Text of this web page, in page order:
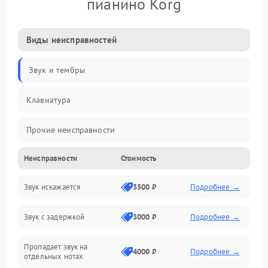
Виды неисправностей
Звук и тембры
Клавиатура
Прочие неисправности
Включение и работа
Управление и электроника
Подключения и интерфейсы
Педали и стойка
Неисправности Стоимость
Звук искажается 3500 ₽ Подробнее →
Звук с задержкой 3000 ₽ Подробнее →
Пропадает звук на
отдельных нотах
4000 ₽ Подробнее →